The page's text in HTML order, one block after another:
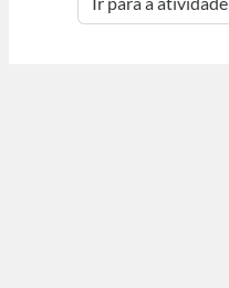
Ir para a atividade